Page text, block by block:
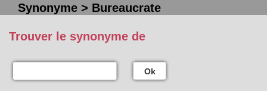
Synonyme > Bureaucrate
Trouver le synonyme de
Ok